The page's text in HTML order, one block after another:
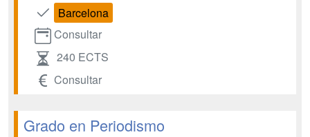
Barcelona
Consultar
240 ECTS
Consultar
Grado en Periodismo